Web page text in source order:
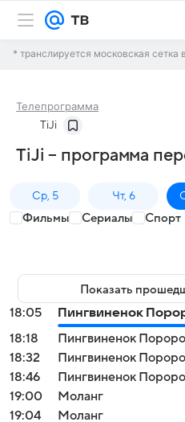
* транслируется московская сетка
Телепрограмма
TiJi
TiJi – программа
Ср, 5 Чт, 6
Фильмы Сериалы Спорт
Показать
18:05
Пингвиненок
18:18
Пингвиненок
18:32
Пингвиненок
18:46
Пингвиненок
19:00
Моланг
19:04
Моланг